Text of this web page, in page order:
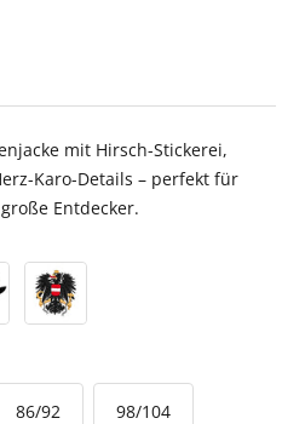
mit Hirsch-Stickerei,
Karo-Details – perfekt für
Entdecker.
86/92 98/104